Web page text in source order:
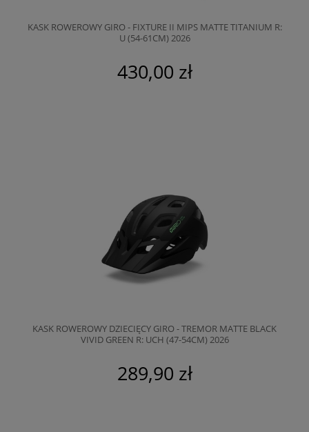
KASK ROWEROWY GIRO - FIXTURE II MIPS MATTE TITANIUM R:
U (54-61CM) 2026
430,00 zł
KASK ROWEROWY DZIECIĘCY GIRO - TREMOR MATTE BLACK
VIVID GREEN R: UCH (47-54CM) 2026
289,90 zł